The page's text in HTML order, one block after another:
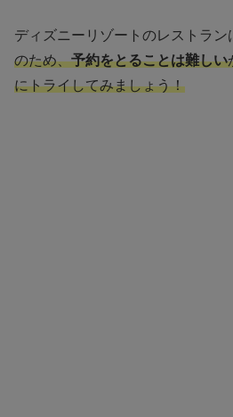
ディズニーリゾートのレストラン
のため、予約をとることは難しい
にトライしてみましょう！